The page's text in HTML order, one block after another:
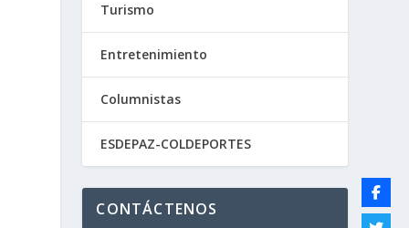
Turismo
Entretenimiento
Columnistas
ESDEPAZ-COLDEPORTES
CONTÁCTENOS